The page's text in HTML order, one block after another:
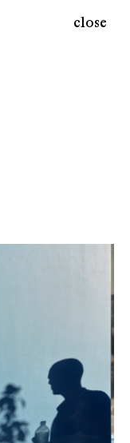
close